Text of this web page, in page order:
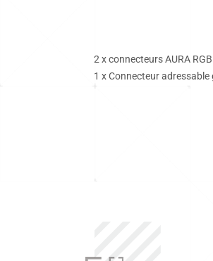
2 x connecteurs AURA RGB
1 x Connecteur adressable